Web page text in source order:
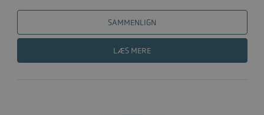
SAMMENLIGN
LÆS MERE